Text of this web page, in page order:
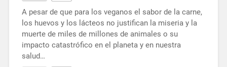
A pesar de que para los veganos el sabor de la carne,
los huevos y los lácteos no justifican la miseria y la
muerte de miles de millones de animales o su
impacto catastrófico en el planeta y en nuestra
salud…